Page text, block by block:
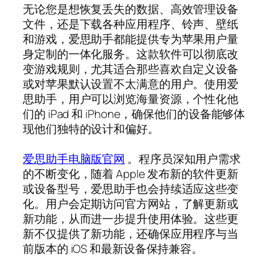
无论您是想恢复丢失的数据、高效管理设备
文件，还是下载各种应用程序、铃声、壁纸
和游戏，爱思助手都能提供专为苹果用户量
身定制的一体化服务。这款软件可以彻底改
变游戏规则，尤其适合那些喜欢自定义设备
或对苹果默认设置不太满意的用户。使用爱
思助手，用户可以浏览海量资源，个性化他
们的 iPad 和 iPhone，确保他们的设备能够体
现他们独特的设计和偏好。
爱思助手电脑版官网 。程序员深知用户需求
的不断变化，随着 Apple 发布新的软件更新
或设备型号，爱思助手也会持续适应这些变
化。用户会定期访问官方网站，了解更新或
新功能，从而进一步提升使用体验。这些更
新不仅提供了新功能，还确保应用程序与当
前版本的 iOS 和最新设备保持兼容。